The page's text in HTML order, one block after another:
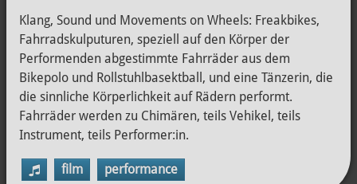
Klang, Sound und Movements on Wheels: Freakbikes,
Fahrradskulputuren, speziell auf den Körper der
Performenden abgestimmte Fahrräder aus dem
Bikepolo und Rollstuhlbasektball, und eine Tänzerin, die
die sinnliche Körperlichkeit auf Rädern performt.
Fahrräder werden zu Chimären, teils Vehikel, teils
Instrument, teils Performer:in.
film performance